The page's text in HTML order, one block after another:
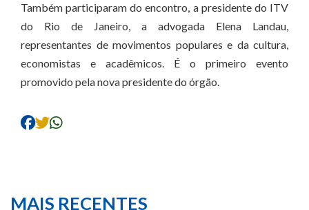
Também participaram do encontro, a presidente do ITV
do Rio de Janeiro, a advogada Elena Landau,
representantes de movimentos populares e da cultura,
economistas e acadêmicos. É o primeiro evento
promovido pela nova presidente do órgão.
MAIS RECENTES